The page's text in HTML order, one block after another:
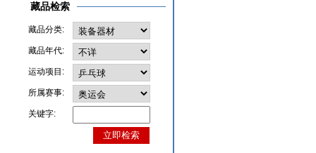
藏品检索
藏品分类:
藏品年代:
运动项目:
所属赛事:
关键字: